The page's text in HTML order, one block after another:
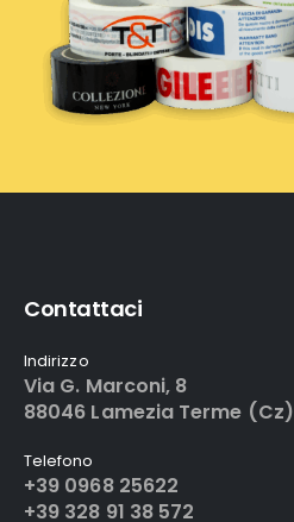
Contattaci
Indirizzo
Via G. Marconi, 8
88046 Lamezia Terme (Cz)
Telefono
+39 0968 25622
+39 328 91 38 572